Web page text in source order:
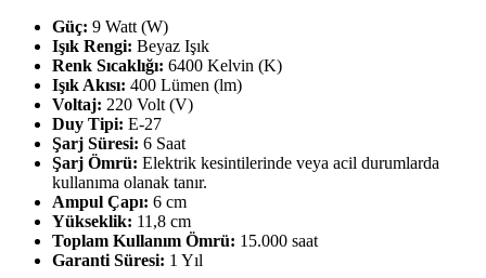
Güç: 9 Watt (W)
Işık Rengi: Beyaz Işık
Renk Sıcaklığı: 6400 Kelvin (K)
Işık Akısı: 400 Lümen (lm)
Voltaj: 220 Volt (V)
Duy Tipi: E-27
Şarj Süresi: 6 Saat
Şarj Ömrü: Elektrik kesintilerinde veya acil durumlarda
kullanıma olanak tanır.
Ampul Çapı: 6 cm
Yükseklik: 11,8 cm
Toplam Kullanım Ömrü: 15.000 saat
Garanti Süresi: 1 Yıl